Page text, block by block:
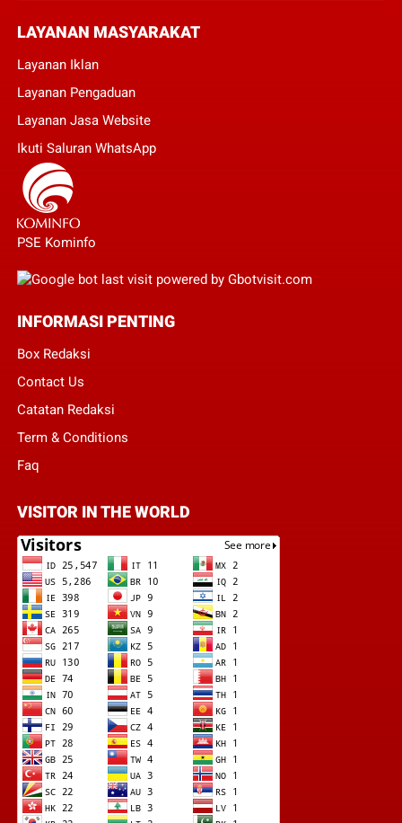
LAYANAN MASYARAKAT
Layanan Iklan
Layanan Pengaduan
Layanan Jasa Website
Ikuti Saluran WhatsApp
PSE Kominfo
INFORMASI PENTING
Box Redaksi
Contact Us
Catatan Redaksi
Term & Conditions
Faq
VISITOR IN THE WORLD